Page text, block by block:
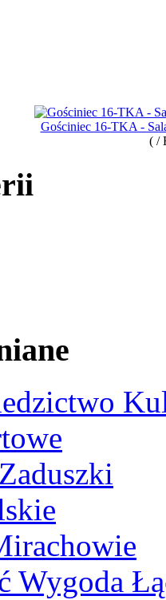
Gościniec 16-TKA -
( /
Wygoda